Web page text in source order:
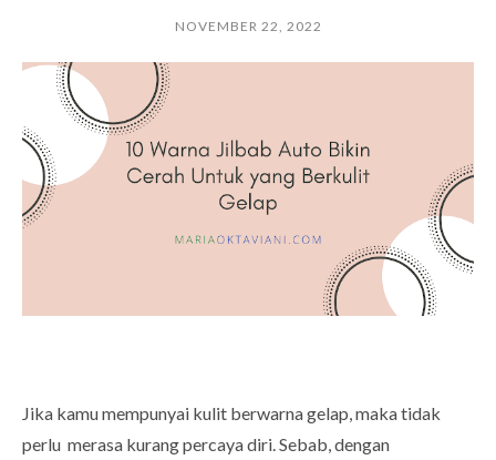
NOVEMBER 22, 2022
Jika kamu mempunyai kulit berwarna gelap, maka tidak
perlu merasa kurang percaya diri. Sebab, dengan